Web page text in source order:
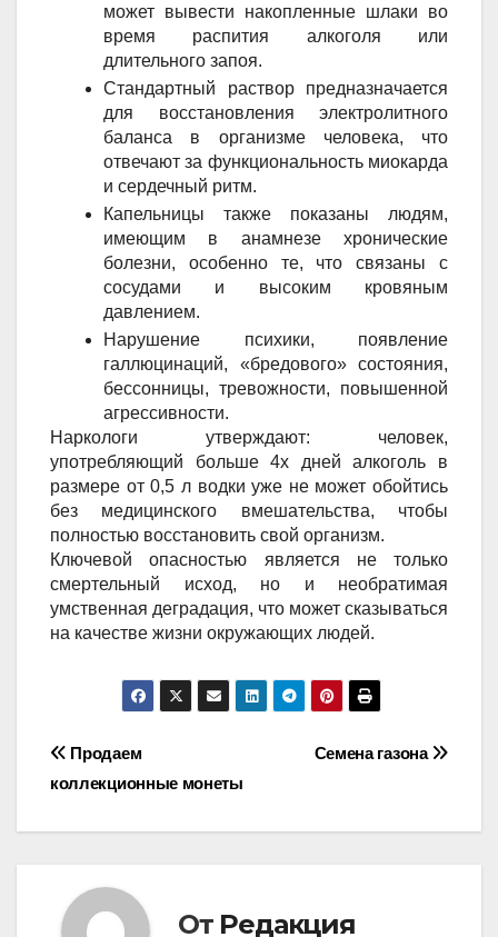
может вывести накопленные шлаки во
время распития алкоголя или
длительного запоя.
Стандартный раствор предназначается
для восстановления электролитного
баланса в организме человека, что
отвечают за функциональность миокарда
и сердечный ритм.
Капельницы также показаны людям,
имеющим в анамнезе хронические
болезни, особенно те, что связаны с
сосудами и высоким кровяным
давлением.
Нарушение психики, появление
галлюцинаций, «бредового» состояния,
бессонницы, тревожности, повышенной
агрессивности.
Наркологи утверждают: человек,
употребляющий больше 4х дней алкоголь в
размере от 0,5 л водки уже не может обойтись
без медицинского вмешательства, чтобы
полностью восстановить свой организм.
Ключевой опасностью является не только
смертельный исход, но и необратимая
умственная деградация, что может сказываться
на качестве жизни окружающих людей.
Навигация
Семена газона
Продаем
коллекционные монеты
От Редакция